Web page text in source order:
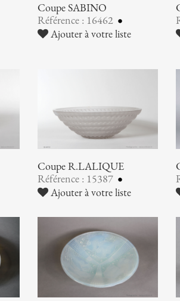
Coupe SABINO
Référence : 16462
Ajouter à votre liste
Coupe R.LALIQUE
Référence : 15387
Ajouter à votre liste